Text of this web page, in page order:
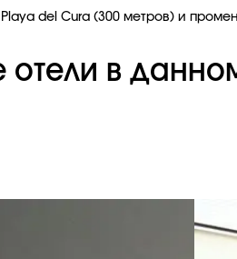
Playa del Cura (300 метров) и
отели в